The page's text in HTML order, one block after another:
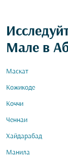
Мале в
Маскат
Кожикоде
Коччи
Ченнаи
Хайдарабад
Манила